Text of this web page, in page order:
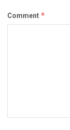
Comment *